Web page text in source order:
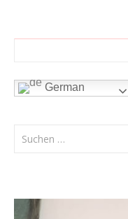
German